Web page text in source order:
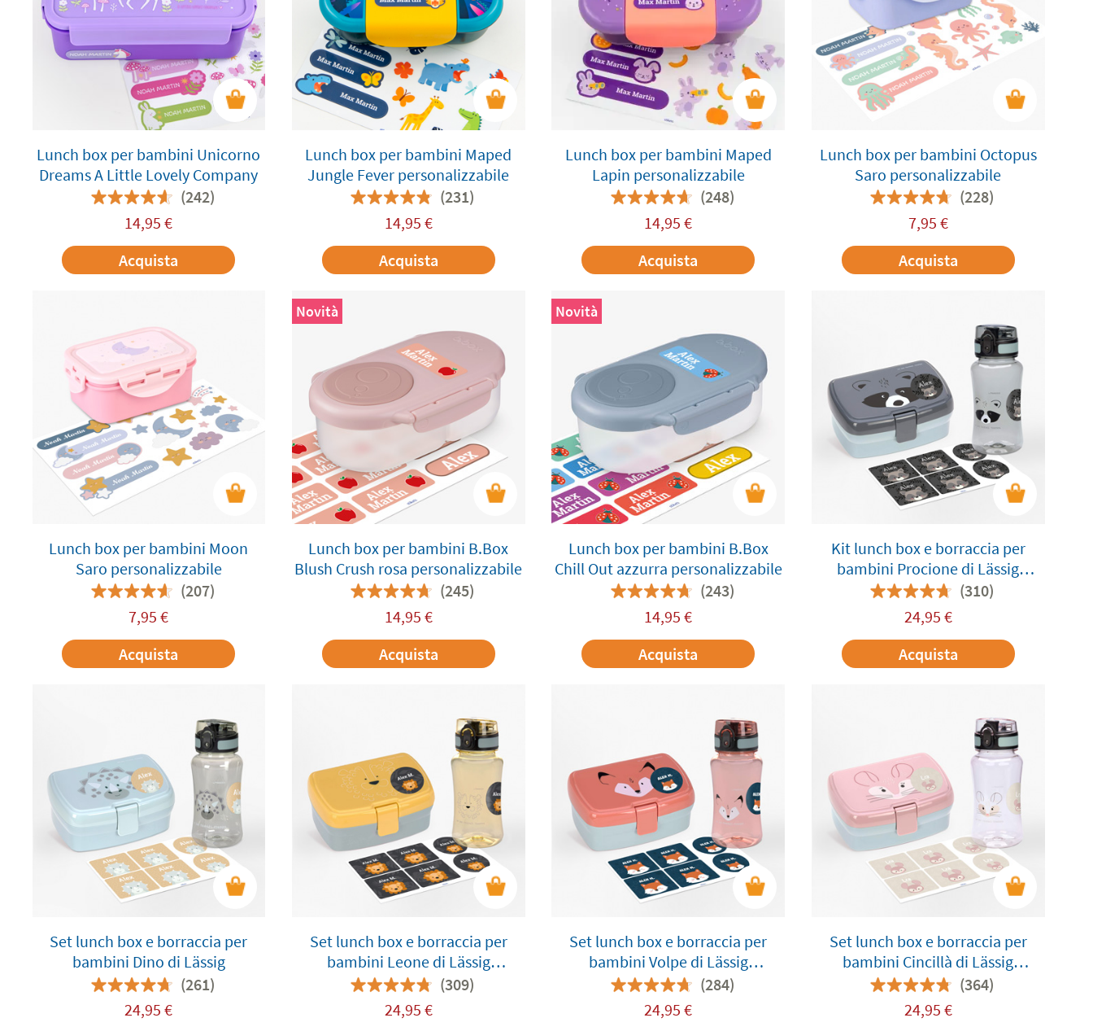
Lunch box per bambini Unicorno
Dreams A Little Lovely Company
(242)
14,95 €
Acquista
Lunch box per bambini Maped
Jungle Fever personalizzabile
(231)
14,95 €
Acquista
Lunch box per bambini Maped
Lapin personalizzabile
(248)
14,95 €
Acquista
Lunch box per bambini Octopus
Saro personalizzabile
(228)
7,95 €
Acquista
Lunch box per bambini Moon
Saro personalizzabile
(207)
7,95 €
Acquista
Novità
Lunch box per bambini B.Box
Blush Crush rosa personalizzabile
(245)
14,95 €
Acquista
Novità
Lunch box per bambini B.Box
Chill Out azzurra personalizzabile
(243)
14,95 €
Acquista
Kit lunch box e borraccia per
bambini Procione di Lässig
personalizzabile
(310)
24,95 €
Acquista
Set lunch box e borraccia per
bambini Dino di Lässig
(261)
24,95 €
Set lunch box e borraccia per
bambini Leone di Lässig
personalizzabile
(309)
24,95 €
Set lunch box e borraccia per
bambini Volpe di Lässig
personalizzabile
(284)
24,95 €
Set lunch box e borraccia per
bambini Cincillà di Lässig
personalizzabile
(364)
24,95 €